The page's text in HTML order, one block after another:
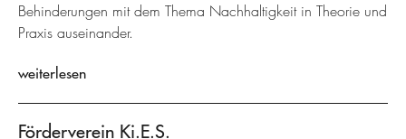
Behinderungen mit dem Thema Nachhaltigkeit in Theorie und
Praxis auseinander.
weiterlesen
Förderverein Ki.E.S.